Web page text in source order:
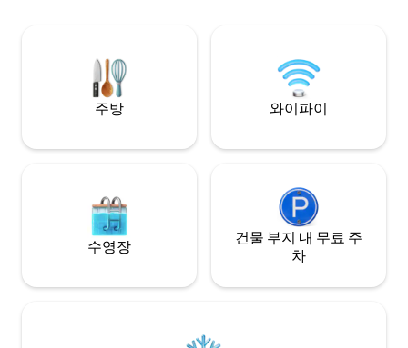
하신다면, 프리미
다리고 있습니다!
주방 와이파이
수영장
건물 부지 내 무료 주
차